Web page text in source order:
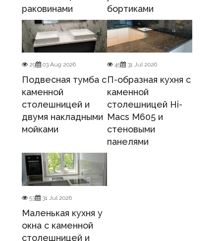
раковинами
бортиками
29 03 Aug 2026
Подвесная тумба с
каменной
столешницей и
двумя накладными
мойками
45 31 Jul 2026
П-образная кухня с
каменной
столешницей Hi-
Macs M605 и
стеновыми
панелями
53 31 Jul 2026
Маленькая кухня у
окна с каменной
столешницей и